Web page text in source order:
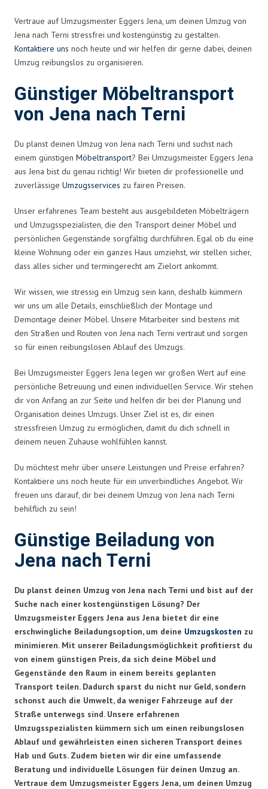
Vertraue auf Umzugsmeister Eggers Jena, um deinen Umzug von
Jena nach Terni stressfrei und kostengünstig zu gestalten.
Kontaktiere uns noch heute und wir helfen dir gerne dabei, deinen
Umzug reibungslos zu organisieren.
Günstiger Möbeltransport
von Jena nach Terni
Du planst deinen Umzug von Jena nach Terni und suchst nach
einem günstigen Möbeltransport? Bei Umzugsmeister Eggers Jena
aus Jena bist du genau richtig! Wir bieten dir professionelle und
zuverlässige Umzugsservices zu fairen Preisen.
Unser erfahrenes Team besteht aus ausgebildeten Möbelträgern
und Umzugsspezialisten, die den Transport deiner Möbel und
persönlichen Gegenstände sorgfältig durchführen. Egal ob du eine
kleine Wohnung oder ein ganzes Haus umziehst, wir stellen sicher,
dass alles sicher und termingerecht am Zielort ankommt.
Wir wissen, wie stressig ein Umzug sein kann, deshalb kümmern
wir uns um alle Details, einschließlich der Montage und
Demontage deiner Möbel. Unsere Mitarbeiter sind bestens mit
den Straßen und Routen von Jena nach Terni vertraut und sorgen
so für einen reibungslosen Ablauf des Umzugs.
Bei Umzugsmeister Eggers Jena legen wir großen Wert auf eine
persönliche Betreuung und einen individuellen Service. Wir stehen
dir von Anfang an zur Seite und helfen dir bei der Planung und
Organisation deines Umzugs. Unser Ziel ist es, dir einen
stressfreien Umzug zu ermöglichen, damit du dich schnell in
deinem neuen Zuhause wohlfühlen kannst.
Du möchtest mehr über unsere Leistungen und Preise erfahren?
Kontaktiere uns noch heute für ein unverbindliches Angebot. Wir
freuen uns darauf, dir bei deinem Umzug von Jena nach Terni
behilflich zu sein!
Günstige Beiladung von
Jena nach Terni
Du planst deinen Umzug von Jena nach Terni und bist auf der
Suche nach einer kostengünstigen Lösung? Der
Umzugsmeister Eggers Jena aus Jena bietet dir eine
erschwingliche Beiladungsoption, um deine Umzugskosten zu
minimieren. Mit unserer Beiladungsmöglichkeit profitierst du
von einem günstigen Preis, da sich deine Möbel und
Gegenstände den Raum in einem bereits geplanten
Transport teilen. Dadurch sparst du nicht nur Geld, sondern
schonst auch die Umwelt, da weniger Fahrzeuge auf der
Straße unterwegs sind. Unsere erfahrenen
Umzugsspezialisten kümmern sich um einen reibungslosen
Ablauf und gewährleisten einen sicheren Transport deines
Hab und Guts. Zudem bieten wir dir eine umfassende
Beratung und individuelle Lösungen für deinen Umzug an.
Vertraue dem Umzugsmeister Eggers Jena, um deinen Umzug